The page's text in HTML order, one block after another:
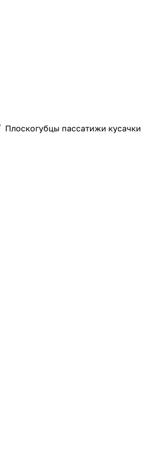
Плоскогубцы пассатижи кусачки